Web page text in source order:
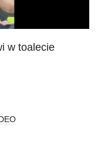
w toalecie